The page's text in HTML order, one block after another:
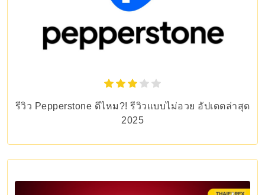
รีวิว Pepperstone ดีไหม?! รีวิวแบบไม่อวย อัปเดตล่าสุด
2025